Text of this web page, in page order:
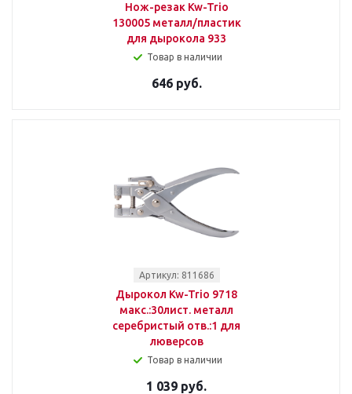
Нож-резак Kw-Trio
130005 металл/пластик
для дырокола 933
Товар в наличии
646 руб.
Артикул: 811686
Дырокол Kw-Trio 9718
макс.:30лист. металл
серебристый отв.:1 для
люверсов
Товар в наличии
1 039 руб.